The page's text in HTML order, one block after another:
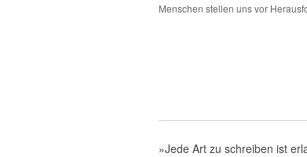
Menschen stellen uns vor
»Jede Art zu schreiben ist